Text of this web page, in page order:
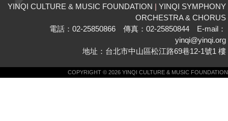
YINQI CULTURE & MUSIC FOUNDATION | YINQI SYMPHONY
ORCHESTRA & CHORUS
電話：02-25850866 傳真：02-25850844 E-mail：
yinqi@yinqi.org
地址：台北市中山區松江路69巷12-1號1 樓
COPYRIGHT © 2026 YINQI CULTURE & MUSIC FOUNDATION